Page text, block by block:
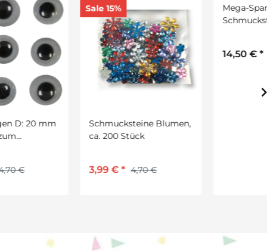
Sale 15%
Schmucksteine Blumen,
3,99 € 4,70 €
Mega-Sparset
Schmucksteine ca. 2000
St., versch. sortiert
14,50 €